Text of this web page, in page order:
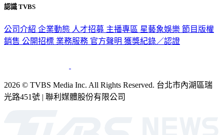
認識 TVBS
公司介紹 企業動態 人才招募 主播專區 星藝象娛樂 節目版權
銷售 公開招標 業務服務 官方聲明 獲獎紀錄／認證
2026 © TVBS Media Inc. All Rights Reserved. 台北市內湖區瑞
光路451號 | 聯利媒體股份有限公司